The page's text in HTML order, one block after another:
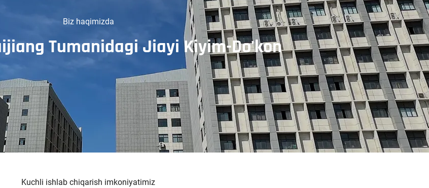
Biz haqimizda
Tumanidagi Jiayi Kiyim-Do'kon
Kuchli ishlab chiqarish imkoniyatimiz